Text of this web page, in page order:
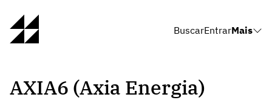
BuscarEntrarMais
AXIA6 (Axia Energia)